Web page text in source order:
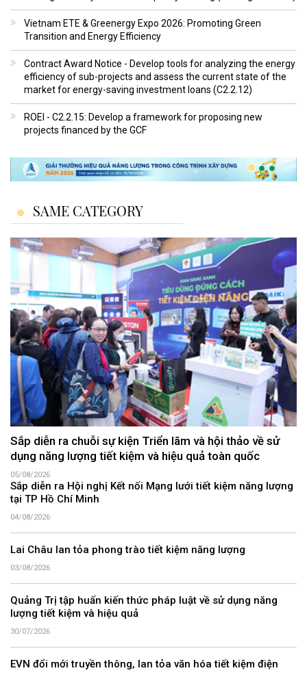
Vietnam ETE & Greenergy Expo 2026: Promoting Green
Transition and Energy Efficiency
Contract Award Notice - Develop tools for analyzing the energy
efficiency of sub-projects and assess the current state of the
market for energy-saving investment loans (C2.2.12)
ROEI - C2.2.15: Develop a framework for proposing new
projects financed by the GCF
SAME CATEGORY
Sắp diễn ra chuỗi sự kiện Triển lãm và hội thảo về sử
dụng năng lượng tiết kiệm và hiệu quả toàn quốc
05/08/2026
Sắp diễn ra Hội nghị Kết nối Mạng lưới tiết kiệm năng lượng
tại TP Hồ Chí Minh
04/08/2026
Lai Châu lan tỏa phong trào tiết kiệm năng lượng
03/08/2026
Quảng Trị tập huấn kiến thức pháp luật về sử dụng năng
lượng tiết kiệm và hiệu quả
30/07/2026
EVN đổi mới truyền thông, lan tỏa văn hóa tiết kiệm điện